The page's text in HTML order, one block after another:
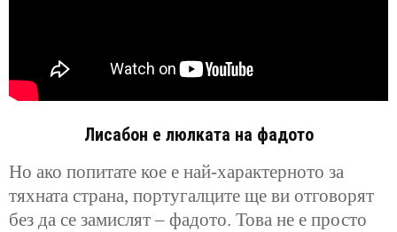
Лисабон е люлката на фадото
Но ако попитате кое е най-характерното за
тяхната страна, португалците ще ви отговорят
без да се замислят – фадото. Това не е просто